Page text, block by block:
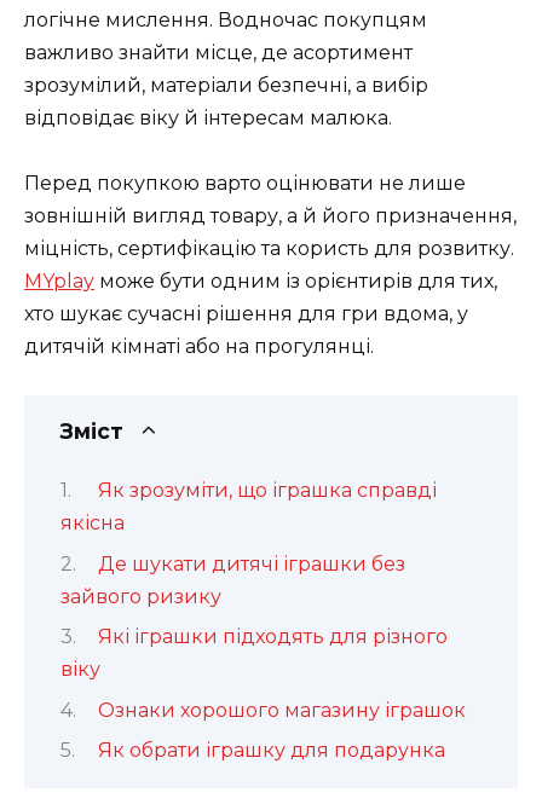
логічне мислення. Водночас покупцям
важливо знайти місце, де асортимент
зрозумілий, матеріали безпечні, а вибір
відповідає віку й інтересам малюка.
Перед покупкою варто оцінювати не лише
зовнішній вигляд товару, а й його призначення,
міцність, сертифікацію та користь для розвитку.
MYplay може бути одним із орієнтирів для тих,
хто шукає сучасні рішення для гри вдома, у
дитячій кімнаті або на прогулянці.
Зміст
Як зрозуміти, що іграшка справді
якісна
Де шукати дитячі іграшки без
зайвого ризику
Які іграшки підходять для різного
віку
Ознаки хорошого магазину іграшок
Як обрати іграшку для подарунка